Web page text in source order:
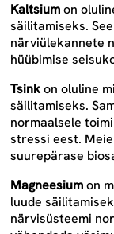
Kaltsiumon
säilitamiseks.
närviülekannete
hüübimise
Tsinkon oluline
säilitamiseks.
normaalsele
stressi eest.
suurepärase
Magneesiumon
luude
närvisüsteemi